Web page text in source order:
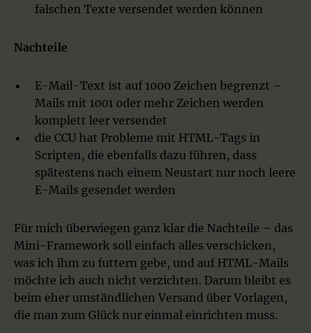
falschen Texte versendet werden können
Nachteile
E-Mail-Text ist auf 1000 Zeichen begrenzt –
Mails mit 1001 oder mehr Zeichen werden
komplett leer versendet
die CCU hat Probleme mit HTML-Tags in
Scripten, die ebenfalls dazu führen, dass
spätestens nach einem Neustart nur noch leere
E-Mails gesendet werden
Für mich überwiegen ganz klar die Nachteile – das
Mini-Framework soll einfach alles verschicken,
was ich ihm zu futtern gebe, und auf HTML-Mails
möchte ich auch nicht verzichten. Darum bleibt es
beim eher umständlichen Versand über Vorlagen,
die man zum Glück nur einmal einrichten muss.